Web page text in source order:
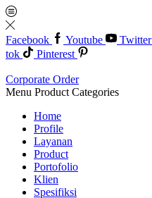
Facebook Youtube Twitter
tok
Pinterest
Corporate Order
Menu Product Categories
Home
Profile
Layanan
Product
Portofolio
Klien
Spesifiksi